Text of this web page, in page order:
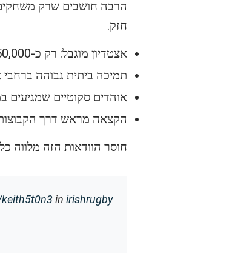
חזק.
אצטדיון מוגבל: רק כ-50,000 מושבים
תמיכה ביתית גבוהה ברחבי
אוהדים סקוטיים שמגיעים
הקצאה מראש דרך
חוסר הוודאות הזה מלווה
in irishrugby